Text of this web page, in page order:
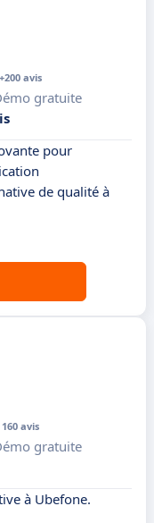
+200 avis
gratuite
pour
de qualité à
160 avis
gratuite
à Ubefone.